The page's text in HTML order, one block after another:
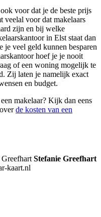
voor dat je de beste prijs
veelal voor dat makelaars
zijn en bij welke
in Elst staat dan
je veel geld kunnen besparen
hoef je je nooit
of een woning mogelijk te
Zij laten je namelijk exact
en budget.
makelaar? Kijk dan eens
de kosten van een
Stefanie Greefhart
kaart.nl